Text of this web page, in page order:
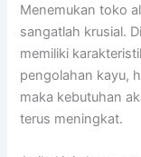
Menemukan toko
sangatlah krusial.
memiliki
pengolahan kayu,
maka kebutuhan
terus meningkat.